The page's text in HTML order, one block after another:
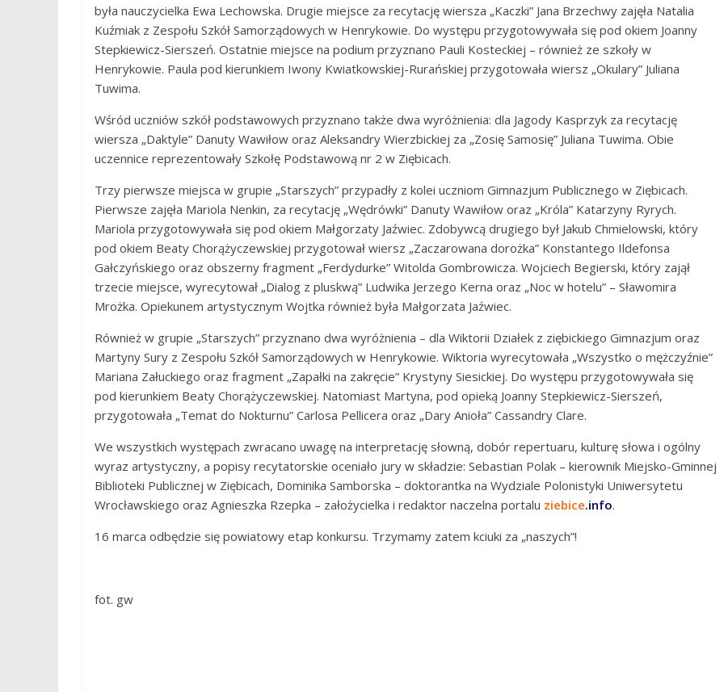
była nauczycielka Ewa Lechowska. Drugie miejsce za recytację wiersza „Kaczki” Jana Brzechwy zajęła Natalia
Kuźmiak z Zespołu Szkół Samorządowych w Henrykowie. Do występu przygotowywała się pod okiem Joanny
Stepkiewicz-Sierszeń. Ostatnie miejsce na podium przyznano Pauli Kosteckiej – również ze szkoły w
Henrykowie. Paula pod kierunkiem Iwony Kwiatkowskiej-Rurańskiej przygotowała wiersz „Okulary” Juliana
Tuwima.
Wśród uczniów szkół podstawowych przyznano także dwa wyróżnienia: dla Jagody Kasprzyk za recytację
wiersza „Daktyle” Danuty Wawiłow oraz Aleksandry Wierzbickiej za „Zosię Samosię” Juliana Tuwima. Obie
uczennice reprezentowały Szkołę Podstawową nr 2 w Ziębicach.
Trzy pierwsze miejsca w grupie „Starszych” przypadły z kolei uczniom Gimnazjum Publicznego w Ziębicach.
Pierwsze zajęła Mariola Nenkin, za recytację „Wędrówki” Danuty Wawiłow oraz „Króla” Katarzyny Ryrych.
Mariola przygotowywała się pod okiem Małgorzaty Jaźwiec. Zdobywcą drugiego był Jakub Chmielowski, który
pod okiem Beaty Chorążyczewskiej przygotował wiersz „Zaczarowana dorożka” Konstantego Ildefonsa
Gałczyńskiego oraz obszerny fragment „Ferdydurke” Witolda Gombrowicza. Wojciech Begierski, który zajął
trzecie miejsce, wyrecytował „Dialog z pluskwą” Ludwika Jerzego Kerna oraz „Noc w hotelu” – Sławomira
Mrożka. Opiekunem artystycznym Wojtka również była Małgorzata Jaźwiec.
Również w grupie „Starszych” przyznano dwa wyróżnienia – dla Wiktorii Działek z ziębickiego Gimnazjum oraz
Martyny Sury z Zespołu Szkół Samorządowych w Henrykowie. Wiktoria wyrecytowała „Wszystko o mężczyźnie”
Mariana Załuckiego oraz fragment „Zapałki na zakręcie” Krystyny Siesickiej. Do występu przygotowywała się
pod kierunkiem Beaty Chorążyczewskiej. Natomiast Martyna, pod opieką Joanny Stepkiewicz-Sierszeń,
przygotowała „Temat do Nokturnu” Carlosa Pellicera oraz „Dary Anioła” Cassandry Clare.
We wszystkich występach zwracano uwagę na interpretację słowną, dobór repertuaru, kulturę słowa i ogólny
wyraz artystyczny, a popisy recytatorskie oceniało jury w składzie: Sebastian Polak – kierownik Miejsko-Gminnej
Biblioteki Publicznej w Ziębicach, Dominika Samborska – doktorantka na Wydziale Polonistyki Uniwersytetu
Wrocławskiego oraz Agnieszka Rzepka – założycielka i redaktor naczelna portalu ziebice.info.
16 marca odbędzie się powiatowy etap konkursu. Trzymamy zatem kciuki za „naszych”!
fot. gw